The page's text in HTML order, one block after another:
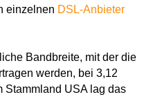
einzelnen DSL-Anbieter
Bandbreite, mit der die
werden, bei 3,12
Stammland USA lag das